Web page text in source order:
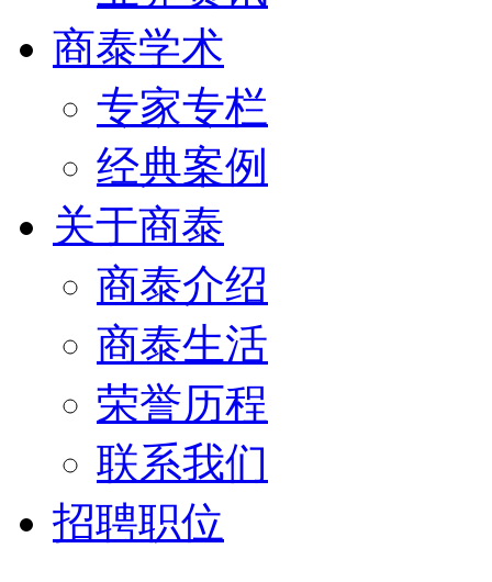
商泰学术
专家专栏
经典案例
关于商泰
商泰介绍
商泰生活
荣誉历程
联系我们
招聘职位